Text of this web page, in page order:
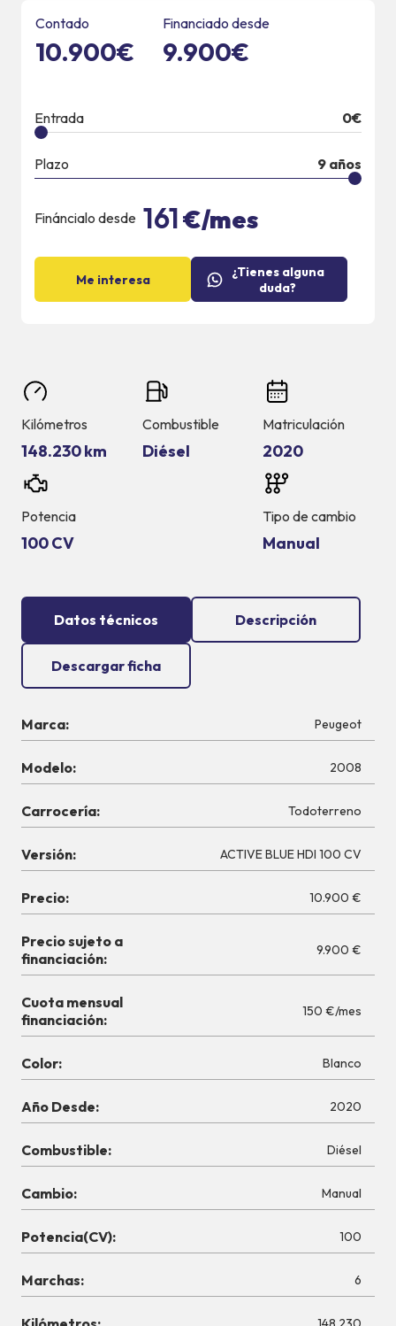
Contado
10.900€
Financiado desde
9.900€
Entrada 0€
Plazo 9 años
Fináncialo desde 161€/mes
Me interesa
¿Tienes alguna
duda?
Kilómetros
148.230 km
Combustible
Diésel
Matriculación
2020
Potencia
100 CV
Tipo de cambio
Manual
Datos técnicos Descripción
Descargar ficha
Marca: Peugeot
Modelo: 2008
Carrocería: Todoterreno
Versión: ACTIVE BLUE HDI 100 CV
Precio: 10.900 €
Precio sujeto a
financiación:
9.900 €
Cuota mensual
financiación:
150 €/mes
Color: Blanco
Año Desde: 2020
Combustible: Diésel
Cambio: Manual
Potencia(CV): 100
Marchas: 6